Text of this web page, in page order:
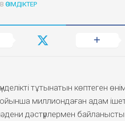
ӨСІМДІКТЕР
тұтынатын көптеген
миллиондаған адам
дәстүрлермен